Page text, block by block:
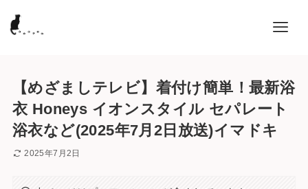
【めざましテレビ】着付け簡単！最新浴
衣 Honeys イオンスタイル セパレート
浴衣など(2025年7月2日放送)イマドキ
2025年7月2日